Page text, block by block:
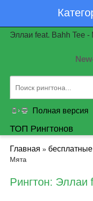
Эллаи feat. Bahh Tee -
Полная версия
ТОП Рингтонов
Главная »
Мята
Рингтон: Эллаи